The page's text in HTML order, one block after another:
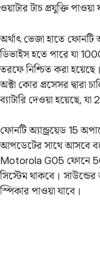
ওয়াটার টাচ প্রযুক্তি পাওয়া
অর্থাৎ ভেজা হাতে ফোনটি
ডিভাইস হতে পারে যা
তরফে নিশ্চিত করা
অক্টা কোর প্রসেসর দ্বারা
ব্যাটারি দেওয়া হয়েছে, যা
ফোনটি অ্যান্ড্রয়েড 15
আপডেটের সাথে আসবে
Motorola G05 ফোনে 50
সিস্টেম থাকবে।
স্পিকার পাওয়া যাবে।